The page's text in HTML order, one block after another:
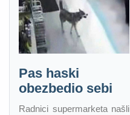
Pas haski
obezbedio sebi
Radnici supermarketa našli